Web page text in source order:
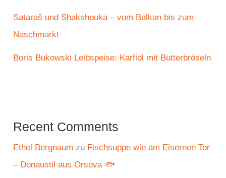
Sataraš und Shakshouka – vom Balkan bis zum
Naschmarkt
Boris Bukowski Leibspeise: Karfiol mit Butterbröseln
Recent Comments
Ethel Bergnaum zu Fischsuppe wie am Eisernen Tor
– Donaustil aus Orșova 🐟